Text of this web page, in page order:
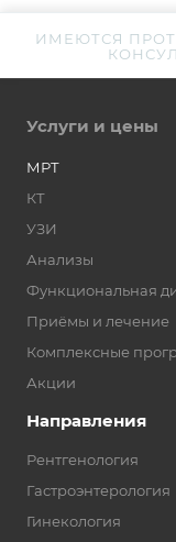
ИМЕЮТСЯ
Услуги и цены
МРТ
КТ
УЗИ
Анализы
Функциональная
Приёмы и лечение
Комплексные
Акции
Направления
Рентгенология
Гастроэнтерология
Гинекология